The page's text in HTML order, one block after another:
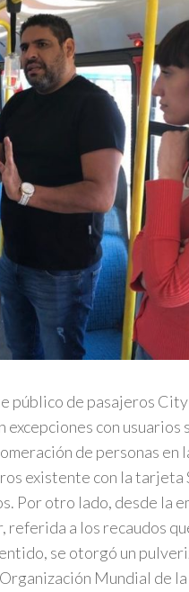
público de pasajeros
con usuarios
de personas en
existente con la tarjeta
Por otro lado, desde la
referida a los recaudos
se otorgó un
Mundial de la